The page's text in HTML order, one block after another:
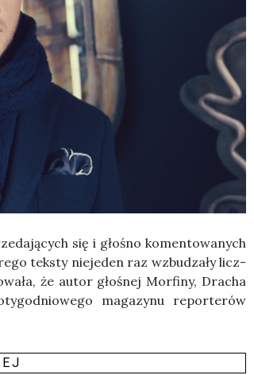
się i gło­śno komen­to­wa­nych
tek­sty nie­je­den raz wzbu­dza­ły licz­
że autor gło­śnej Mor­fi­ny, Dra­cha
maga­zy­nu repor­te­rów